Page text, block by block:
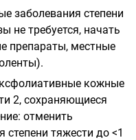
заболевания степени
не требуется, начать
препараты, местные
кожные
2, сохраняющиеся
отменить
степени тяжести до <1